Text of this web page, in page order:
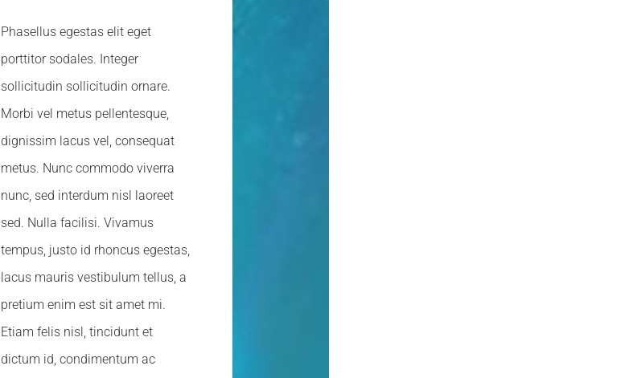
Phasellus egestas elit eget
porttitor sodales. Integer
sollicitudin sollicitudin ornare.
Morbi vel metus pellentesque,
dignissim lacus vel, consequat
metus. Nunc commodo viverra
nunc, sed interdum nisl laoreet
sed. Nulla facilisi. Vivamus
tempus, justo id rhoncus egestas,
lacus mauris vestibulum tellus, a
pretium enim est sit amet mi.
Etiam felis nisl, tincidunt et
dictum id, condimentum ac